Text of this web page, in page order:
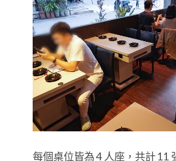
每個桌位皆為 4 人座，共計 11